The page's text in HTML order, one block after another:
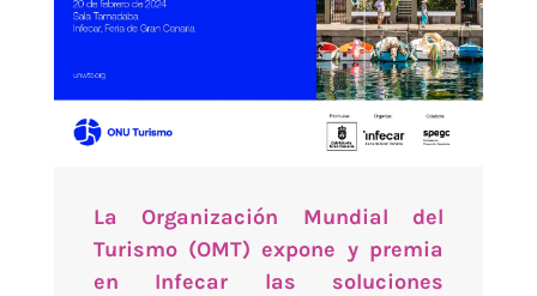
La Organización Mundial del
Turismo (OMT) expone y premia
en Infecar las soluciones